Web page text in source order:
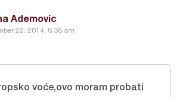
Ademovic
22, 2014, 8:38 am
voće,ovo moram probati